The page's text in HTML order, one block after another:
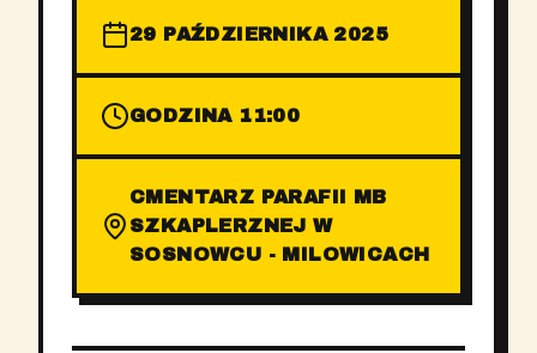
29 PAŹDZIERNIKA 2025
GODZINA 11:00
CMENTARZ PARAFII MB
SZKAPLERZNEJ W
SOSNOWCU - MILOWICACH